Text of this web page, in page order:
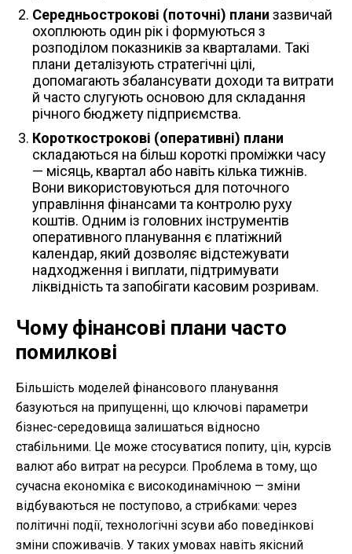
Середньострокові (поточні) плани зазвичай
охоплюють один рік і формуються з
розподілом показників за кварталами. Такі
плани деталізують стратегічні цілі,
допомагають збалансувати доходи та витрати
й часто слугують основою для складання
річного бюджету підприємства.
Короткострокові (оперативні) плани
складаються на більш короткі проміжки часу
— місяць, квартал або навіть кілька тижнів.
Вони використовуються для поточного
управління фінансами та контролю руху
коштів. Одним із головних інструментів
оперативного планування є платіжний
календар, який дозволяє відстежувати
надходження і виплати, підтримувати
ліквідність та запобігати касовим розривам.
Чомуфінансові плани часто
помилкові
Більшість моделей фінансового планування
базуються на припущенні, що ключові параметри
бізнес-середовища залишаться відносно
стабільними. Це може стосуватися попиту, цін, курсів
валют або витрат на ресурси. Проблема в тому, що
сучасна економіка є високодинамічною — зміни
відбуваються не поступово, а стрибками: через
політичні події, технологічні зсуви або поведінкові
зміни споживачів. У таких умовах навіть якісний